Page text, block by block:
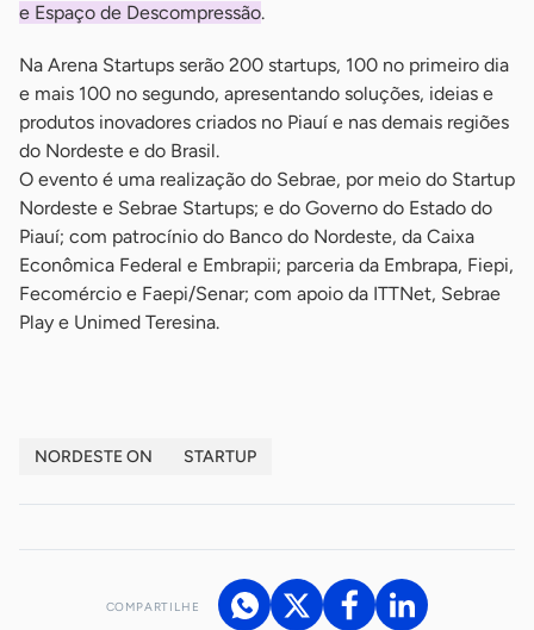
e Espaço de Descompressão.
Na Arena Startups serão 200 startups, 100 no primeiro dia
e mais 100 no segundo, apresentando soluções, ideias e
produtos inovadores criados no Piauí e nas demais regiões
do Nordeste e do Brasil.
O evento é uma realização do Sebrae, por meio do Startup
Nordeste e Sebrae Startups; e do Governo do Estado do
Piauí; com patrocínio do Banco do Nordeste, da Caixa
Econômica Federal e Embrapii; parceria da Embrapa, Fiepi,
Fecomércio e Faepi/Senar; com apoio da ITTNet, Sebrae
Play e Unimed Teresina.
NORDESTE ON STARTUP
COMPARTILHE